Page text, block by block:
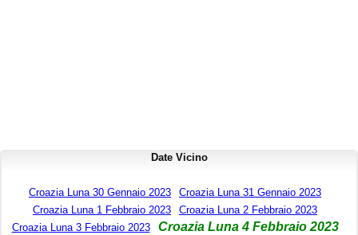
Date Vicino
Croazia Luna 30 Gennaio 2023
Croazia Luna 31 Gennaio 2023
Croazia Luna 1 Febbraio 2023
Croazia Luna 2 Febbraio 2023
Croazia Luna 3 Febbraio 2023
Croazia Luna 4 Febbraio 2023